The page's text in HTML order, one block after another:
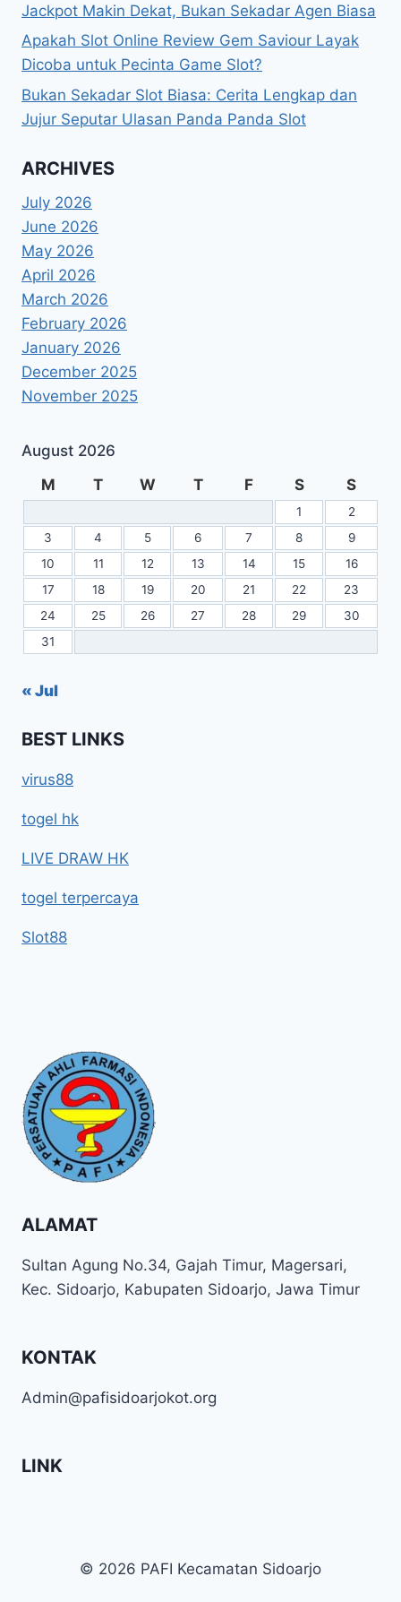
Jackpot Makin Dekat, Bukan Sekadar Agen Biasa
Apakah Slot Online Review Gem Saviour Layak
Dicoba untuk Pecinta Game Slot?
Bukan Sekadar Slot Biasa: Cerita Lengkap dan
Jujur Seputar Ulasan Panda Panda Slot
ARCHIVES
July 2026
June 2026
May 2026
April 2026
March 2026
February 2026
January 2026
December 2025
November 2025
August 2026
M
T W T F S S
1
2
3
4 5 6 7 8
9
10
11 12 13 14 15
16
17
18 19 20 21 22
23
24
25 26 27 28 29
30
31
« Jul
BEST LINKS
virus88
togel hk
LIVE DRAW HK
togel terpercaya
Slot88
ALAMAT
Sultan Agung No.34, Gajah Timur, Magersari,
Kec. Sidoarjo, Kabupaten Sidoarjo, Jawa Timur
KONTAK
Admin@pafisidoarjokot.org
LINK
© 2026 PAFI Kecamatan Sidoarjo